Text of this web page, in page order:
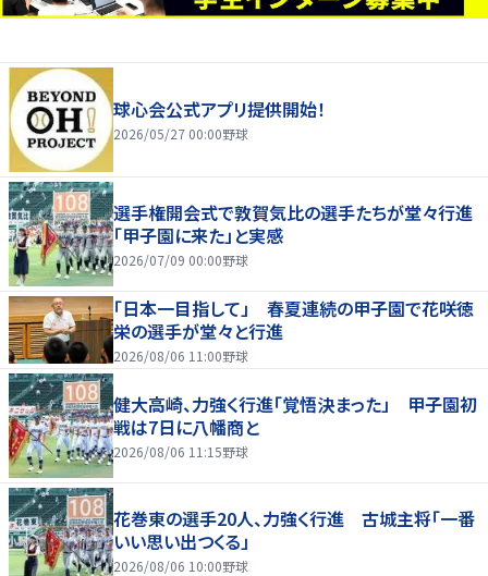
球心会公式アプリ提供開始！
2026/05/27 00:00野球
選手権開会式で敦賀気比の選手たちが堂々行進
「甲子園に来た」と実感
2026/07/09 00:00野球
「日本一目指して」 春夏連続の甲子園で花咲徳
栄の選手が堂々と行進
2026/08/06 11:00野球
健大高崎、力強く行進「覚悟決まった」 甲子園初
戦は7日に八幡商と
2026/08/06 11:15野球
花巻東の選手20人、力強く行進 古城主将「一番
いい思い出つくる」
2026/08/06 10:00野球